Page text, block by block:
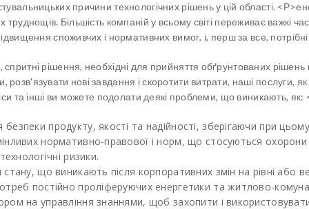
причини технологічних рішень у цій області.
труднощів. Більшість компаній у всьому світі переживає важкі
споживчих і нормативних вимог, і, перш за все, потрібні
рішення, необхідні для прийняття обґрунтованих рішень
розв'язувати нові завдання і скоротити витрати, наші послуги,
та інші ви можете подолати деякі проблеми, що виникають, як:
продукту, якості та надійності, зберігаючи при
нормативно-правової і норм, що стосуються
ризики.
що виникають після корпоративних змін на рівні або
постійно проліферуючих енергетики та житлово-
на управління знаннями, щоб захопити і